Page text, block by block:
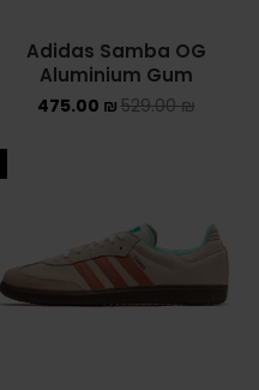
NIKE COLLECTION
NIKE DUNK
NIKE DUNK KIDS
Adidas Samba OG
Aluminium Gum
529.00₪
475.00 ₪